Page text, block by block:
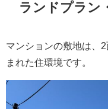
ランドプラン
マンションの敷地は、
まれた住環境です。